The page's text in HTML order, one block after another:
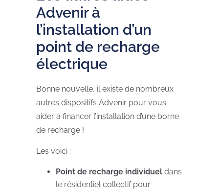
Advenir à
l’installation d’un
point de recharge
électrique
Bonne nouvelle, il existe de nombreux
autres dispositifs Advenir pour vous
aider à financer l’installation d’une borne
de recharge !
Les voici :
Point de recharge individuel dans
le résidentiel collectif pour